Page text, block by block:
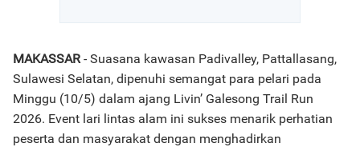
MAKASSAR- Suasana kawasan Padivalley, Pattallasang,
Sulawesi Selatan, dipenuhi semangat para pelari pada
Minggu (10/5) dalam ajang Livin’ Galesong Trail Run
2026. Event lari lintas alam ini sukses menarik perhatian
peserta dan masyarakat dengan menghadirkan